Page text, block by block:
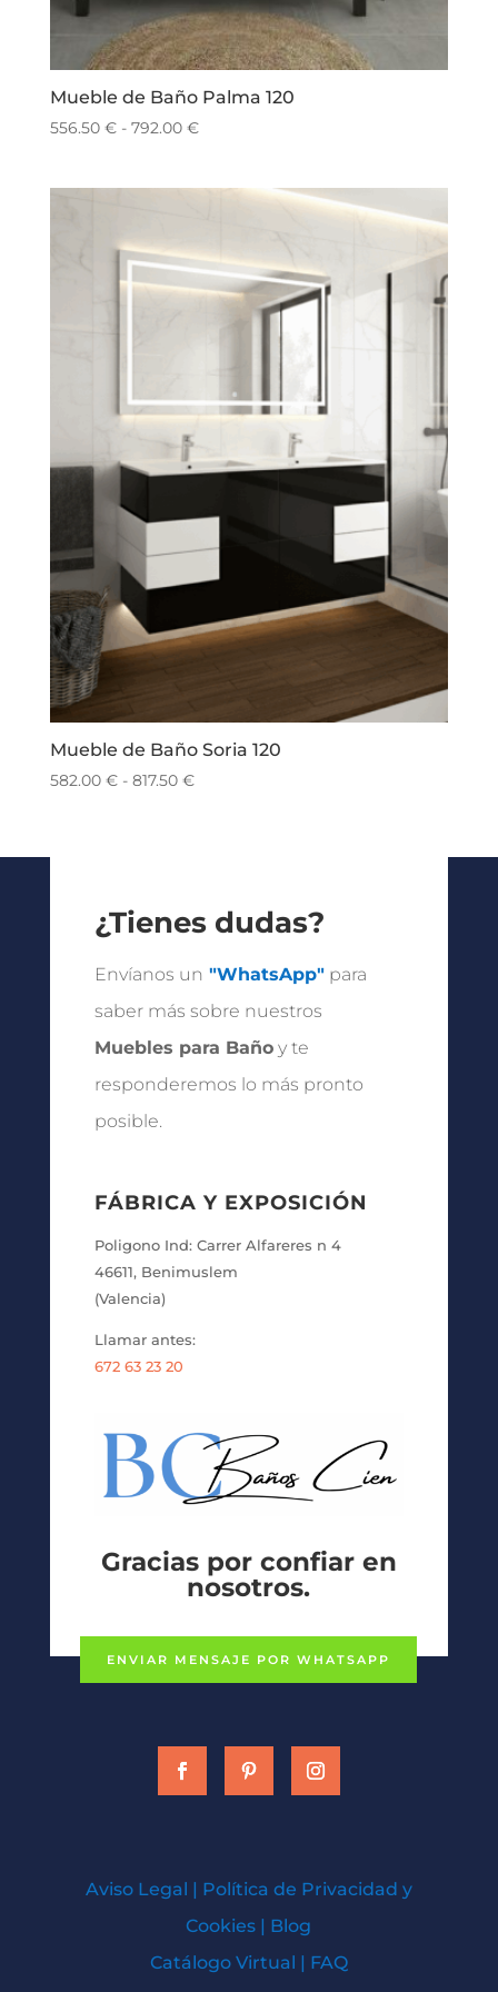
Mueble de Baño Palma 120
556.50 € - 792.00 €Rango
hasta
792.00 €
Mueble de Baño Soria 120
582.00 € - 817.50 €Rango
hasta
817.50 €
¿Tienes dudas?
Envíanos un "WhatsApp"para
saber más sobre nuestros
Muebles para Bañoy te
responderemos lo más pronto
posible.
FÁBRICA Y EXPOSICIÓN
Poligono Ind: Carrer Alfareres n 4
46611, Benimuslem
(Valencia)
Llamar antes:
672 63 23 20
Gracias por confiar en
nosotros.
ENVIAR MENSAJE POR WHATSAPP
Aviso Legal | Política de Privacidad y
Cookies | Blog
Catálogo Virtual | FAQ